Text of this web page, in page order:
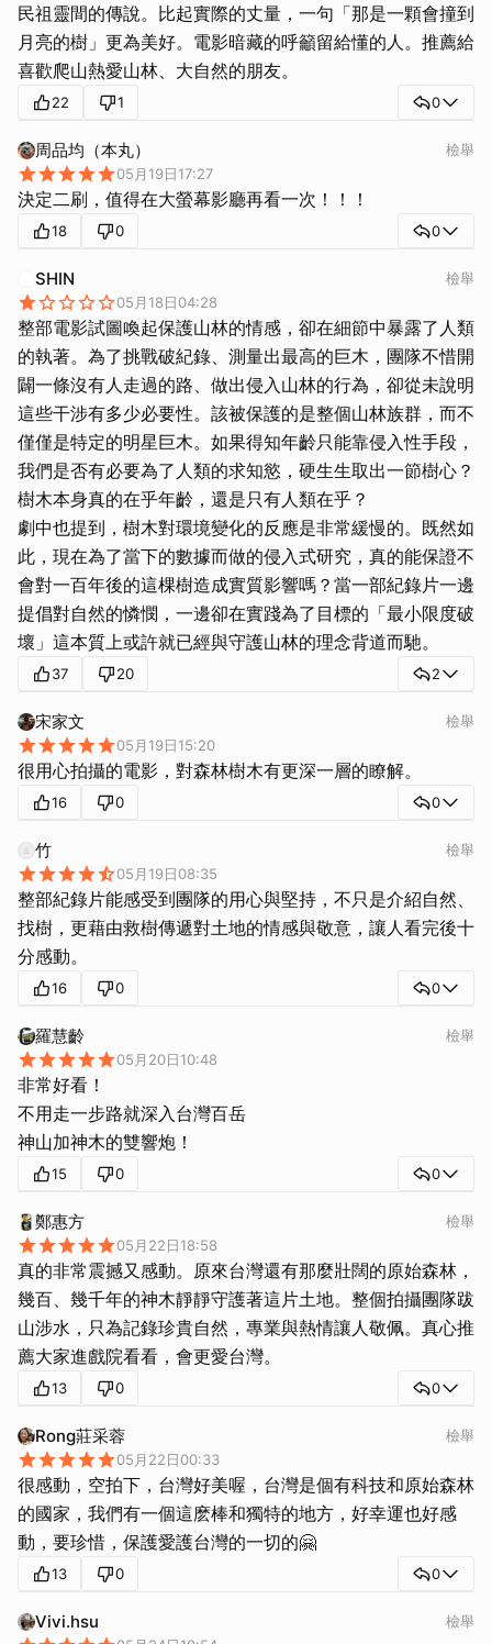
民祖靈間的傳說。比起實際的丈量，一句「那是一顆會撞到
月亮的樹」更為美好。電影暗藏的呼籲留給懂的人。推薦給
喜歡爬山熱愛山林、大自然的朋友。
22 1 0
周品均（本丸）
05月19日17:27
檢舉
決定二刷，值得在大螢幕影廳再看一次！！！
18 0 0
SHIN
05月18日04:28
檢舉
整部電影試圖喚起保護山林的情感，卻在細節中暴露了人類
的執著。為了挑戰破紀錄、測量出最高的巨木，團隊不惜開
闢一條沒有人走過的路、做出侵入山林的行為，卻從未說明
這些干涉有多少必要性。該被保護的是整個山林族群，而不
僅僅是特定的明星巨木。如果得知年齡只能靠侵入性手段，
我們是否有必要為了人類的求知慾，硬生生取出一節樹心？
樹木本身真的在乎年齡，還是只有人類在乎？
劇中也提到，樹木對環境變化的反應是非常緩慢的。既然如
此，現在為了當下的數據而做的侵入式研究，真的能保證不
會對一百年後的這棵樹造成實質影響嗎？當一部紀錄片一邊
提倡對自然的憐憫，一邊卻在實踐為了目標的「最小限度破
壞」這本質上或許就已經與守護山林的理念背道而馳。
37 20 2
宋家文
05月19日15:20
檢舉
很用心拍攝的電影，對森林樹木有更深一層的瞭解。
16 0 0
竹
05月19日08:35
檢舉
整部紀錄片能感受到團隊的用心與堅持，不只是介紹自然、
找樹，更藉由救樹傳遞對土地的情感與敬意，讓人看完後十
分感動。
16 0 0
羅慧齡
05月20日10:48
檢舉
非常好看！
不用走一步路就深入台灣百岳
神山加神木的雙響炮！
15 0 0
鄭惠方
05月22日18:58
檢舉
真的非常震撼又感動。原來台灣還有那麼壯闊的原始森林，
幾百、幾千年的神木靜靜守護著這片土地。整個拍攝團隊跋
山涉水，只為記錄珍貴自然，專業與熱情讓人敬佩。真心推
薦大家進戲院看看，會更愛台灣。
13 0 0
Rong莊采蓉
05月22日00:33
檢舉
很感動，空拍下，台灣好美喔，台灣是個有科技和原始森林
的國家，我們有一個這麽棒和獨特的地方，好幸運也好感
動，要珍惜，保護愛護台灣的一切的🤗
13 0 0
Vivi.hsu 檢舉